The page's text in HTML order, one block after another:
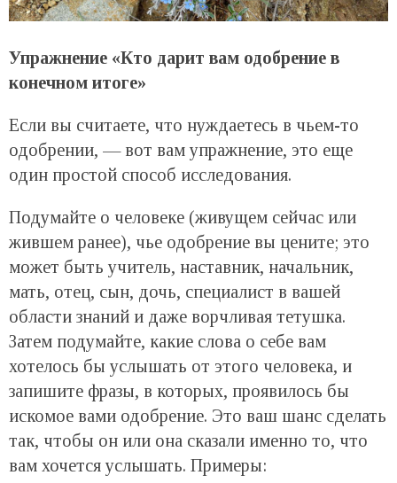
Упражнение «Кто дарит вам одобрение в
конечном итоге»
Если вы считаете, что нуждаетесь в чьем-то
одобрении, — вот вам упражнение, это еще
один простой способ исследования.
Подумайте о человеке (живущем сейчас или
жившем ранее), чье одобрение вы цените; это
может быть учитель, наставник, начальник,
мать, отец, сын, дочь, специалист в вашей
области знаний и даже ворчливая тетушка.
Затем подумайте, какие слова о себе вам
хотелось бы услышать от этого человека, и
запишите фразы, в которых, проявилось бы
искомое вами одобрение. Это ваш шанс сделать
так, чтобы он или она сказали именно то, что
вам хочется услышать. Примеры: